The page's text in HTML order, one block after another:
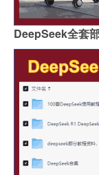
DeepSeek全套